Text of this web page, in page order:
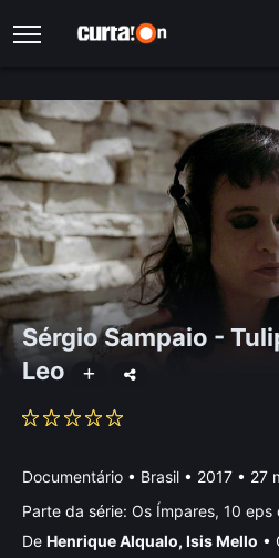
Sérgio Sampaio -
Leo
Documentário • Brasil • 2017 • 27
Parte da série: Os Ímpares, 10 eps
De Henrique Alqualo, Isis Mello •